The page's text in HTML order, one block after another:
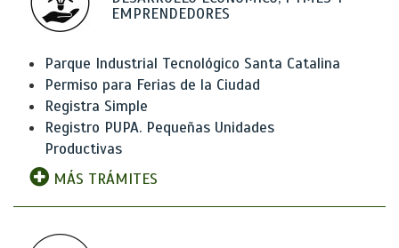
EMPRENDEDORES
Parque Industrial Tecnológico Santa Catalina
Permiso para Ferias de la Ciudad
Registra Simple
Registro PUPA. Pequeñas Unidades
Productivas
MÁS TRÁMITES